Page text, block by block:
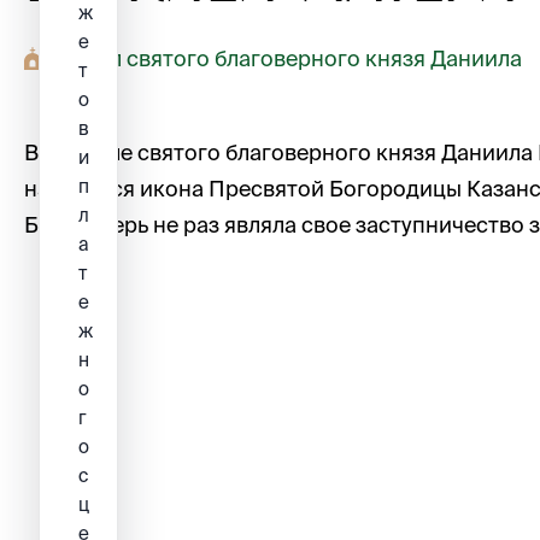
Придел святого благоверного князя Даниила
В приделе святого благоверного князя
находится икона Пресвятой Богородицы
Богоматерь не раз являла свое
ж
е
т
о
в
и
п
л
а
т
е
ж
н
о
г
о
с
ц
е